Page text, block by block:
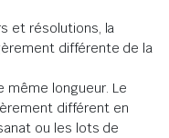
et résolutions, la
différente de la
même longueur. Le
différent en
ou les lots de